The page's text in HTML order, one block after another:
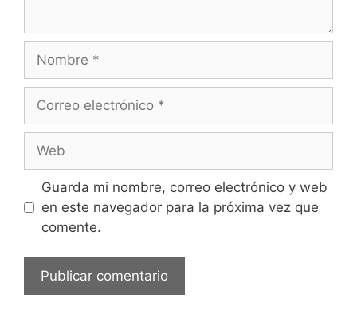
electrónico
Guarda mi nombre, correo electrónico y web
en este navegador para la próxima vez que
comente.